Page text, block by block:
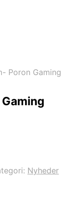
Poron Gaming
Nyheder